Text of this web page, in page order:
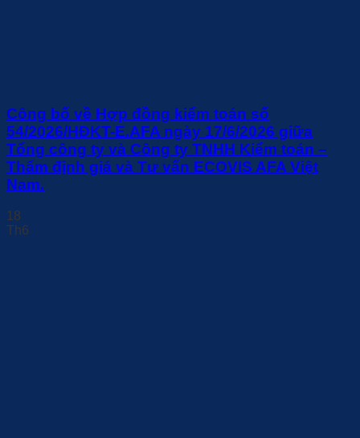
Công bố về Hợp đồng kiểm toán số
54/2026/HĐKT-E.AFA ngày 17/6/2026 giữa
Tổng công ty và Công ty TNHH Kiểm toán –
Thẩm định giá và Tư vấn ECOVIS AFA Việt
Nam.
18
Th6